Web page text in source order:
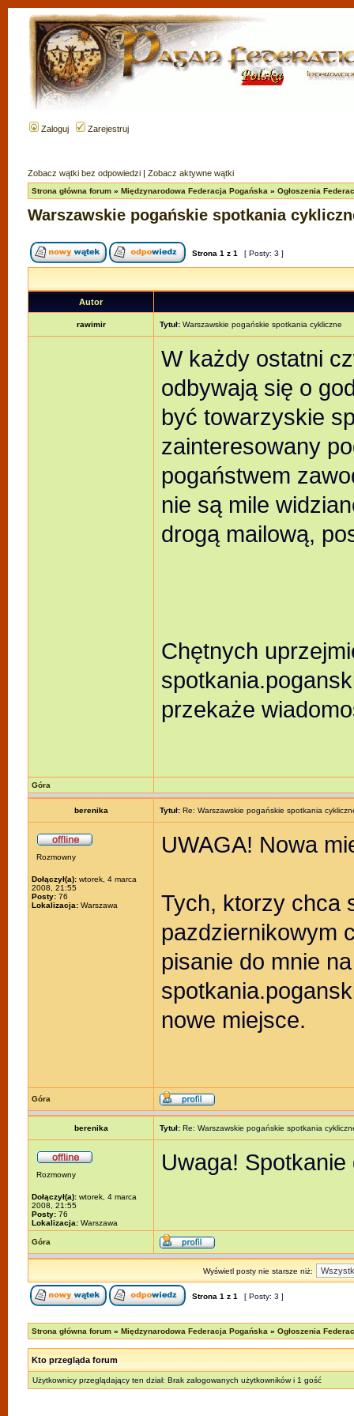
Zaloguj Zarejestruj
Zobacz wątki bez odpowiedzi | Zobacz aktywne wątki
Strona główna forum » Międzynarodowa Federacja Pogańska » Ogłoszenia
Warszawskie pogańskie spotkania
Strona 1 z 1 [ Posty: 3 ]
Autor
rawimir Tytuł: Warszawskie pogańskie spotkania cykliczne
W każdy ostatni
odbywają się o
być towarzyskie
zainteresowany
pogaństwem
nie są mile
drogą mailową,
Chętnych
przekaże
Góra
berenika Tytuł: Re: Warszawskie pogańskie spotkania
Rozmowny
Dołączył(a): wtorek, 4 marca
2008, 21:55
Posty: 76
Lokalizacja: Warszawa
UWAGA! Nowa
Tych, ktorzy chca
pazdziernikowym
pisanie do mnie
nowe miejsce.
Góra
berenika Tytuł: Re: Warszawskie pogańskie spotkania
Rozmowny
Dołączył(a): wtorek, 4 marca
2008, 21:55
Posty: 76
Lokalizacja: Warszawa
Uwaga!
Góra
Wyświetl posty nie starsze niż:
Strona 1 z 1 [ Posty: 3 ]
Strona główna forum » Międzynarodowa Federacja Pogańska » Ogłoszenia
Kto przegląda forum
Użytkownicy przeglądający ten dział: Brak zalogowanych użytkowników i 1 gość